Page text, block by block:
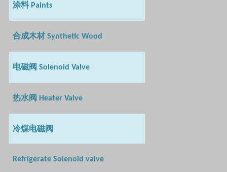
涂料 Paints
合成木材 Synthetic Wood
电磁阀 Solenoid Valve
热水阀 Heater Valve
冷煤电磁阀
Refrigerate Solenoid valve